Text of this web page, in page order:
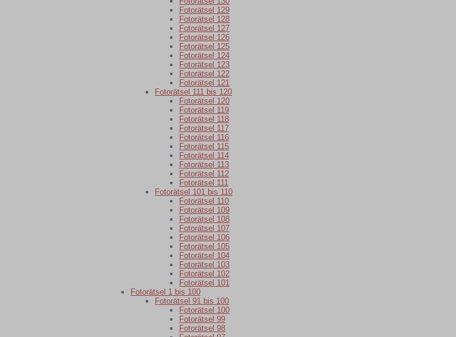
Fotorätsel 129
Fotorätsel 128
Fotorätsel 127
Fotorätsel 126
Fotorätsel 125
Fotorätsel 124
Fotorätsel 123
Fotorätsel 122
Fotorätsel 121
Fotorätsel 111 bis 120
Fotorätsel 120
Fotorätsel 119
Fotorätsel 118
Fotorätsel 117
Fotorätsel 116
Fotorätsel 115
Fotorätsel 114
Fotorätsel 113
Fotorätsel 112
Fotorätsel 111
Fotorätsel 101 bis 110
Fotorätsel 110
Fotorätsel 109
Fotorätsel 108
Fotorätsel 107
Fotorätsel 106
Fotorätsel 105
Fotorätsel 104
Fotorätsel 103
Fotorätsel 102
Fotorätsel 101
Fotorätsel 1 bis 100
Fotorätsel 91 bis 100
Fotorätsel 100
Fotorätsel 99
Fotorätsel 98